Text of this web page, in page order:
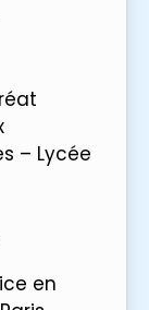
– Lycée
en